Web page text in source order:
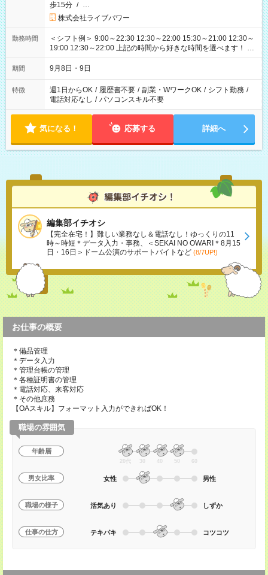
歩15分 / …
株式会社ライブパワー
勤務時間
＜シフト例＞ 9:00～22:30 12:30～22:00 15:30～21:00 12:30～
19:00 12:30～22:00 上記の時間から好きな時間を選べます！ ※
時間は変更となる可能性があります
期間 9月8日・9日
特徴 週1日からOK / 履歴書不要 / 副業・WワークOK / シフト勤務 /
電話対応なし / パソコンスキル不要
気になる！ 応募する 詳細へ
編集部イチオシ
【完全在宅！】難しい業務なし＆電話なし！ゆっくりの11
時～時短＊データ入力・事務、＜SEKAI NO OWARI＊8月15
日・16日＞ドーム公演のサポートバイトなど (8/7UP!)
お仕事の概要
＊備品管理
＊データ入力
＊管理台帳の管理
＊各種証明書の管理
＊電話対応、来客対応
＊その他庶務
【OAスキル】フォーマット入力ができればOK！
職場の雰囲気
年齢層
20代 30 40 50 60
男女比率 女性 男性
職場の様子 活気あり しずか
仕事の仕方 テキパキ コツコツ